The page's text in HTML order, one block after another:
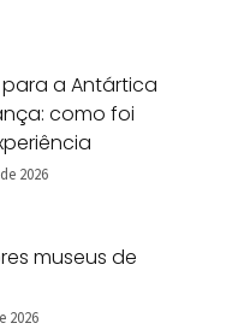
para a Antártica
como foi
2026
museus de
2026